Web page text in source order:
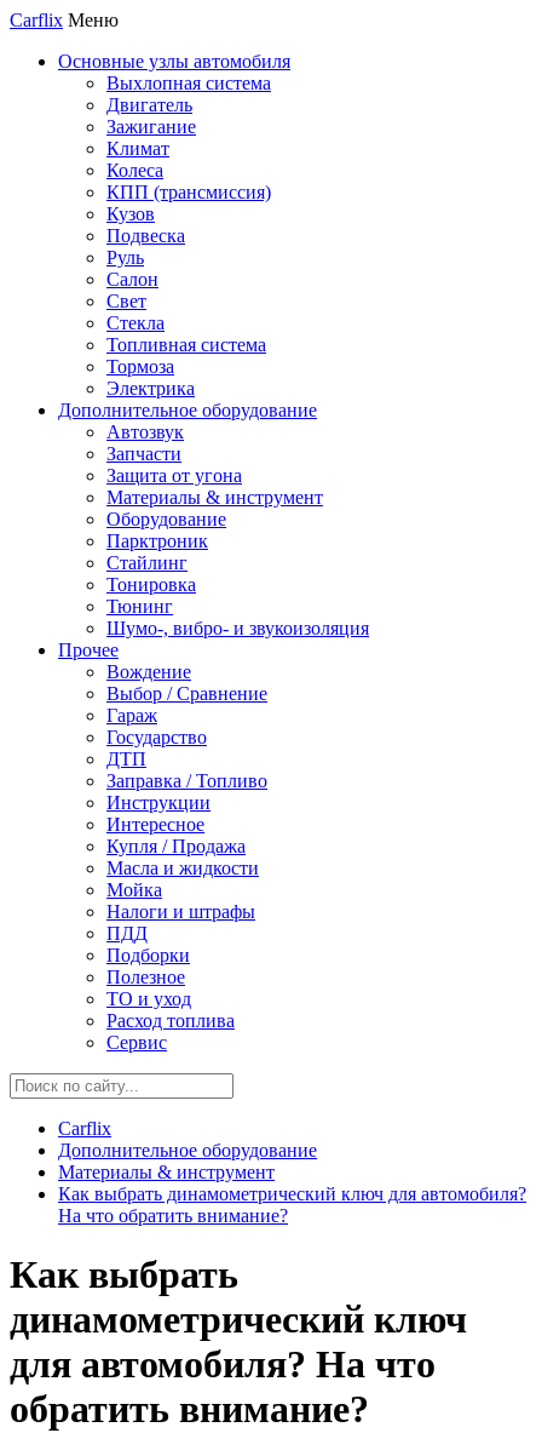
Carflix Меню
Основные узлы автомобиля
Выхлопная система
Двигатель
Зажигание
Климат
Колеса
КПП (трансмиссия)
Кузов
Подвеска
Руль
Салон
Свет
Стекла
Топливная система
Тормоза
Электрика
Дополнительное оборудование
Автозвук
Запчасти
Защита от угона
Материалы & инструмент
Оборудование
Парктроник
Стайлинг
Тонировка
Тюнинг
Шумо-, вибро- и звукоизоляция
Прочее
Вождение
Выбор / Сравнение
Гараж
Государство
ДТП
Заправка / Топливо
Инструкции
Интересное
Купля / Продажа
Масла и жидкости
Мойка
Налоги и штрафы
ПДД
Подборки
Полезное
ТО и уход
Расход топлива
Сервис
Carflix
Дополнительное оборудование
Материалы & инструмент
Как выбрать динамометрический ключ для автомобиля?
На что обратить внимание?
Как выбрать
динамометрический ключ
для автомобиля? На что
обратить внимание?